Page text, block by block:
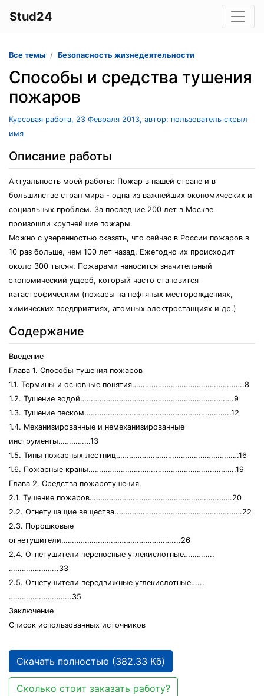
Stud24
Все темы Безопасность жизнедеятельности
Способы и средства тушения
пожаров
Курсовая работа, 23 Февраля 2013, автор: пользователь скрыл
имя
Описание работы
Актуальность моей работы: Пожар в нашей стране и в
большинстве стран мира - одна из важнейших экономических и
социальных проблем. За последние 200 лет в Москве
произошли крупнейшие пожары.
Можно с уверенностью сказать, что сейчас в России пожаров в
10 раз больше, чем 100 лет назад. Ежегодно их происходит
около 300 тысяч. Пожарами наносится значительный
экономический ущерб, который часто становится
катастрофическим (пожары на нефтяных месторождениях,
химических предприятиях, атомных электростанциях и др.)
Содержание
Введение
Глава 1. Способы тушения пожаров
1.1. Термины и основные понятия…………………………………………….8
1.2. Тушение водой……………………………………………………….…….9
1.3. Тушение песком…………………………………………………………..12
1.4. Механизированные и немеханизированные
инструменты……………13
1.5. Типы пожарных лестниц…………………………………………………16
1.6. Пожарные краны…………………………..……………………..……….19
Глава 2. Средства пожаротушения.
2.1. Тушение пожаров…………………………………………………………20
2.2. Огнетушащие вещества..…………………………………………………22
2.3. Порошковые
огнетушители……………………………………………....26
2.4. Огнетушители переносные углекислотные…………..
…………………..33
2.5. Огнетушители передвижные углекислотные…...
………………………..35
Заключение
Список использованных источников
Скачать полностью (382.33 Кб)
Сколько стоит заказать работу?